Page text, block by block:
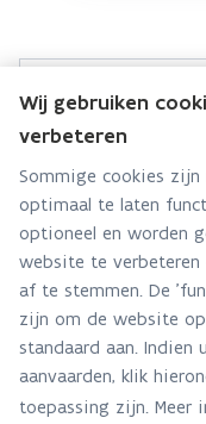
Hebt u een vraag
hier:
Via contact
Alle
Adres
Stationsstraat 110
2800 Mechelen
Wij gebruiken
verbeteren
Sommige cookies
optimaal te laten
optioneel en worden
website te
af te stemmen. De
zijn om de website
standaard aan. Indien
aanvaarden, klik
toepassing zijn. Meer